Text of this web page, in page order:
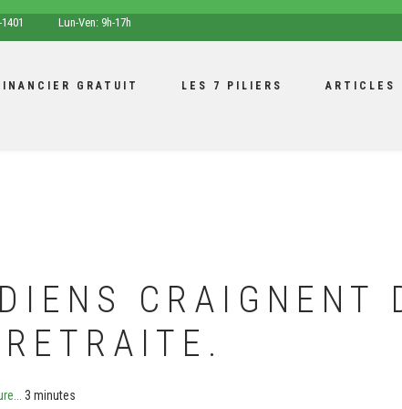
opening
hours
Lun-Ven: 9h-17h
GRATUIT LES 7 PILIERS ARTICLES
CRAIGNENT
3 minutes